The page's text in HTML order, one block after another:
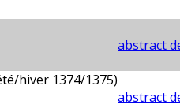
abstract
hiver 1374/1375)
abstract